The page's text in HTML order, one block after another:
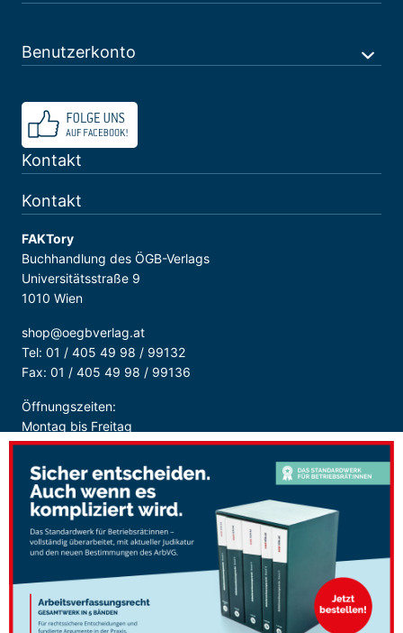
Benutzerkonto
Kontakt
Kontakt
FAKTory
Buchhandlung des ÖGB-Verlags
Universitätsstraße 9
1010 Wien
shop@oegbverlag.at
Tel: 01 / 405 49 98 / 99132
Fax: 01 / 405 49 98 / 99136
Öffnungszeiten:
Montag bis Freitag
9:00 - 18:00 Uhr
durchgehend
Sicher Bezahlen: